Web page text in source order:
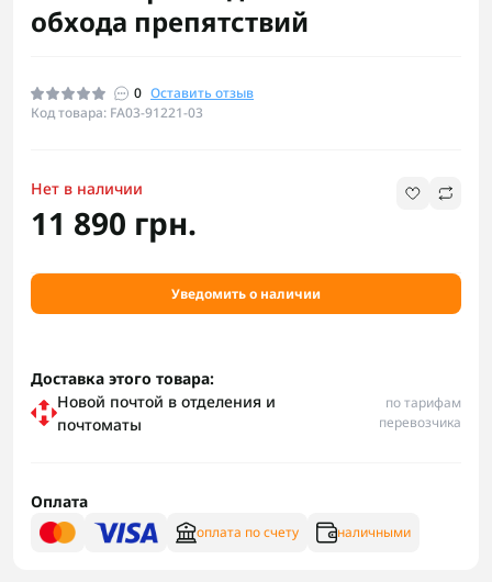
обхода препятствий
0 Оставить отзыв
Код товара: FA03-91221-03
Нет в наличии
11 890 грн.
Уведомить о наличии
Доставка этого товара:
Новой почтой в отделения и
почтоматы
по тарифам
перевозчика
Оплата
оплата по счету наличными